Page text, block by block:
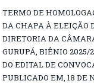
TERMO DE
DA CHAPA À ELEIÇÃO
DIRETORIA DA
GURUPÁ, BIÊNIO 2025/
DO EDITAL DE
PUBLICADO EM, 18 DE